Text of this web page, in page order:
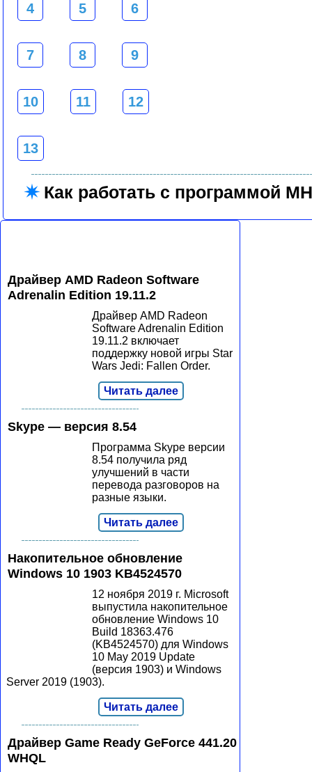
4 5 6
7 8 9
10 11 12
13
✷Как работать с программой
Драйвер AMD Radeon Software
Adrenalin Edition 19.11.2
Драйвер AMD Radeon
Software Adrenalin Edition
19.11.2 включает
поддержку новой игры Star
Wars Jedi: Fallen Order.
Читать далее
Skype — версия 8.54
Программа Skype версии
8.54 получила ряд
улучшений в части
перевода разговоров на
разные языки.
Читать далее
Накопительное обновление
Windows 10 1903 KB4524570
12 ноября 2019 г. Microsoft
выпустила накопительное
обновление Windows 10
Build 18363.476
(KB4524570) для Windows
10 May 2019 Update
(версия 1903) и Windows
Server 2019 (1903).
Читать далее
Драйвер Game Ready GeForce 441.20
WHQL